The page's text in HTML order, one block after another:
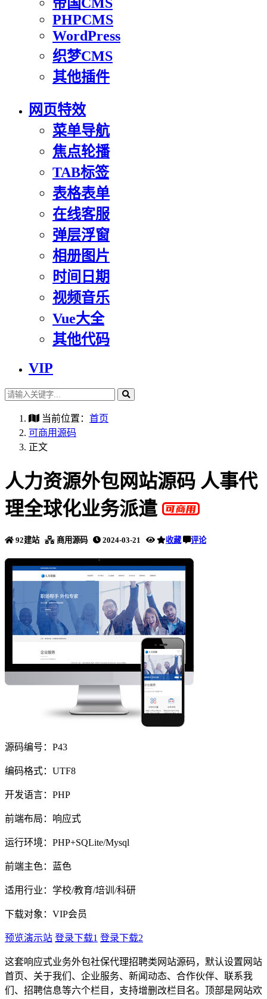
PHPCMS
WordPress
织梦CMS
其他插件
网页特效
菜单导航
焦点轮播
TAB标签
表格表单
在线客服
弹层浮窗
相册图片
时间日期
视频音乐
Vue大全
其他代码
VIP
当前位置： 首页
可商用源码
正文
人力资源外包网站源码 人事代
理全球化业务派遣
92建站 商用源码 2024-03-21 收藏 评论
源码编号：P43
编码格式：UTF8
开发语言：PHP
前端布局：响应式
运行环境：PHP+SQLite/Mysql
前端主色：蓝色
适用行业：学校/教育/培训/科研
下载对象：VIP会员
预览演示站 登录下载1 登录下载2
这套响应式业务外包社保代理招聘类网站源码，默认设置网站
首页、关于我们、企业服务、新闻动态、合作伙伴、联系我
们、招聘信息等六个栏目，支持增删改栏目名。顶部是网站欢